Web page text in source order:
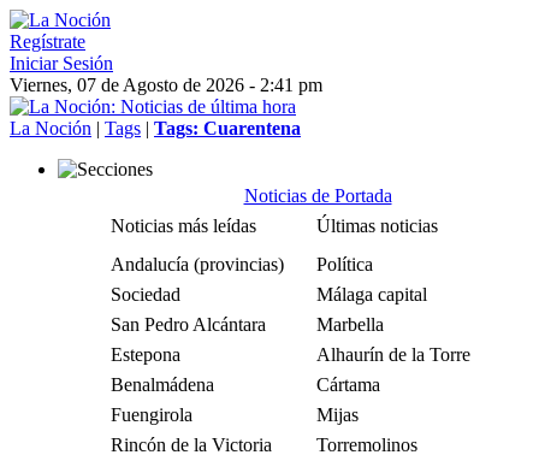
Regístrate
Iniciar Sesión
Viernes, 07 de Agosto de 2026 - 2:41 pm
La Noción | Tags | Tags: Cuarentena
Noticias de Portada
Noticias más leídas
Últimas noticias
Andalucía (provincias)
Política
Sociedad
Málaga capital
San Pedro Alcántara
Marbella
Estepona
Alhaurín de la Torre
Benalmádena
Cártama
Fuengirola
Mijas
Rincón de la Victoria
Torremolinos